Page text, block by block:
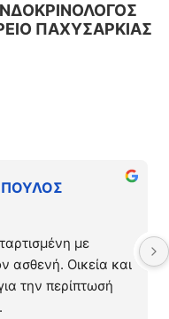
ΠΑΧΥΣΑΡΚΙΑΣ
με
ασθενή. Οικεία και
την περίπτωσή